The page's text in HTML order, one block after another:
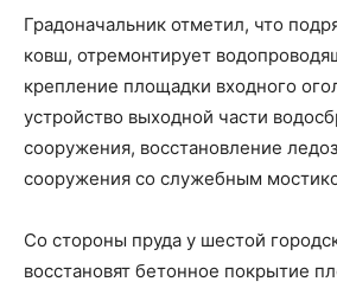
Градоначальник отметил, что
ковш, отремонтирует
крепление площадки входного
устройство выходной части
сооружения, восстановление
сооружения со служебным
Со стороны пруда у шестой
восстановят бетонное покрытие